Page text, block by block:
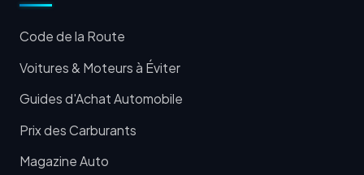
Code de la Route
Voitures & Moteurs à Éviter
Guides d'Achat Automobile
Prix des Carburants
Magazine Auto